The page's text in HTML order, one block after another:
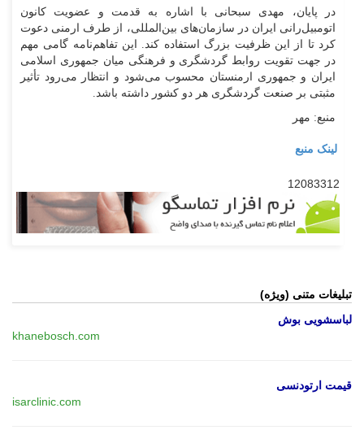
در پایان، مهدی سبحانی با اشاره به قدمت و عضویت کانون
اتومبیل‌رانی ایران در سازمان‌های بین‌المللی، از طرف ارمنی دعوت
کرد تا از این ظرفیت بزرگ استفاده کند. این تفاهم‌نامه گامی مهم
در جهت تقویت روابط گردشگری و فرهنگی میان جمهوری اسلامی
ایران و جمهوری ارمنستان محسوب می‌شود و انتظار می‌رود تأثیر
مثبتی بر صنعت گردشگری هر دو کشور داشته باشد.
منبع: مهر
لینک منبع
12083312
تبلیغات متنی (ویژه)
لباسشویی بوش
khanebosch.com
قیمت ارتودنسی
isarclinic.com